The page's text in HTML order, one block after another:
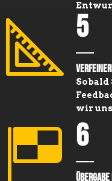
5
Sobald
wir
6